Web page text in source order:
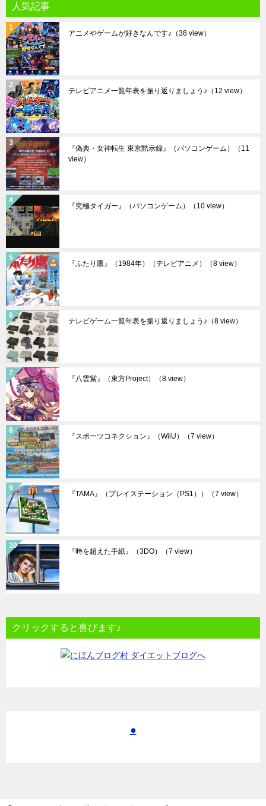
人気記事
アニメやゲームが好きなんです♪ （38 view）
テレビアニメ一覧年表を振り返りましょう♪ （12 view）
『偽典・女神転生 東京黙示録』（パソコンゲーム）
（11
view）
『究極タイガー』（パソコンゲーム） （10 view）
『ふたり鷹』（1984年）（テレビアニメ） （8 view）
テレビゲーム一覧年表を振り返りましょう♪ （8 view）
『八雲紫』（東方Project） （8 view）
『スポーツコネクション』（WiiU） （7 view）
『TAMA』（プレイステーション（PS1）） （7 view）
『時を超えた手紙』（3DO） （7 view）
クリックすると喜びます♪
●